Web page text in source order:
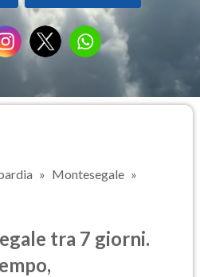
Montesegale
tra 7 giorni.